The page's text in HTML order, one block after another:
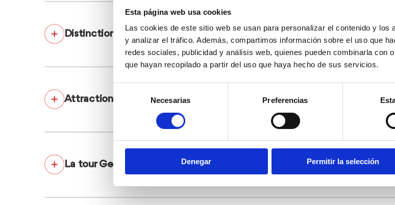
Esta página web usa cookies
Las cookies de este sitio web se usan para personalizar el contenido y los
y analizar el tráfico. Además, compartimos información sobre el uso que
redes sociales, publicidad y análisis web, quienes pueden combinarla con
que hayan recopilado a partir del uso que haya hecho de sus servicios.
de
consentimiento
Necesarias Preferencias
Denegar Permitir la selección
Distinction «Sentier Bleu»
Attractions
La tour Gerro